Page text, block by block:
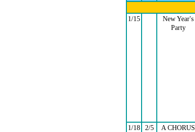
1/15
New Year's
Party
1/18 2/5
A CHORUS